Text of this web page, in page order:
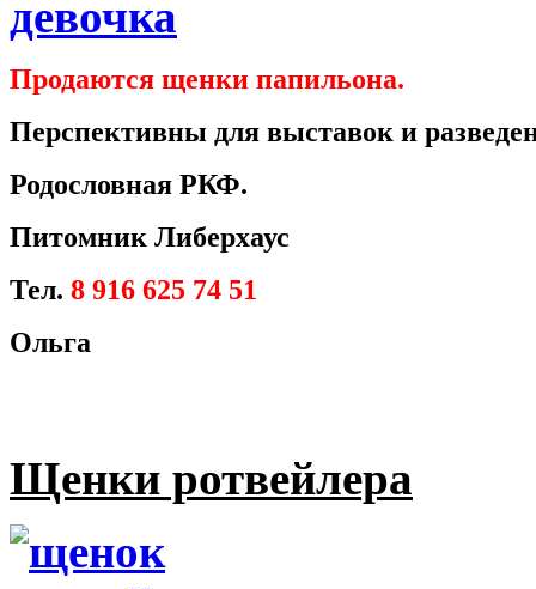
Продаются щенки папильона.
Перспективны для выставок и
Родословная РКФ.
Питомник Либерхаус
Тел. 8 916 625 74 51
Ольга
Щенки ротвейлера